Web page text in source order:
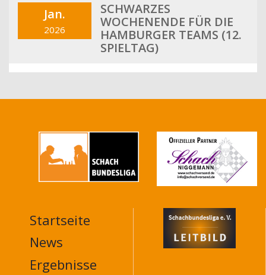
Jan.
2026
SCHWARZES
WOCHENENDE FÜR DIE
HAMBURGER TEAMS (12.
SPIELTAG)
MAIN
NAVIGATION
FOOTER
Startseite
News
Ergebnisse